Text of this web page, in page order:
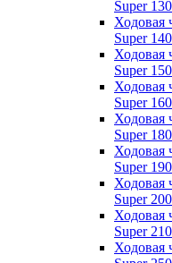
Super
Ходовая
Super
Ходовая
Super
Ходовая
Super
Ходовая
Super
Ходовая
Super
Ходовая
Super
Ходовая
Super
Ходовая